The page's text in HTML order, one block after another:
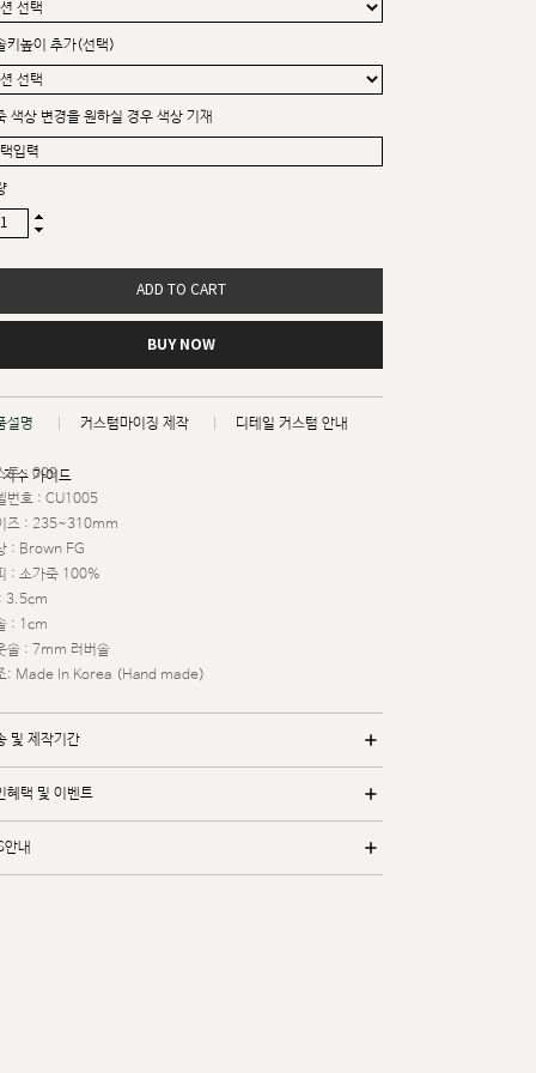
키높이 추가(선택)
색상 변경을 원하실 경우 색상 기재
ADD TO CART
BUY NOW
설명 커스텀마이징 제작 디테일 커스텀 안내
치수 가이드
트 : 009
번호 : CU1005
즈 : 235~310mm
: Brown FG
: 소가죽 100%
3.5cm
: 1cm
솔 : 7mm 러버솔
: Made In Korea (Hand made)
및 제작기간
혜택 및 이벤트
내